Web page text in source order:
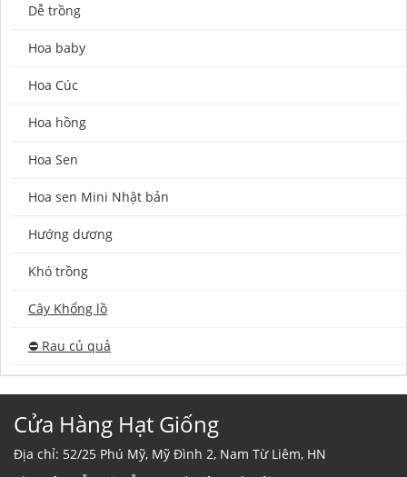
Dễ trồng
Hoa baby
Hoa Cúc
Hoa hồng
Hoa Sen
Hoa sen Mini Nhật bản
Hướng dương
Khó trồng
Cây Khổng lồ
⛔️ Rau củ quả
Cửa Hàng Hạt Giống
Địa chỉ: 52/25 Phú Mỹ, Mỹ Đình 2, Nam Từ Liêm, HN